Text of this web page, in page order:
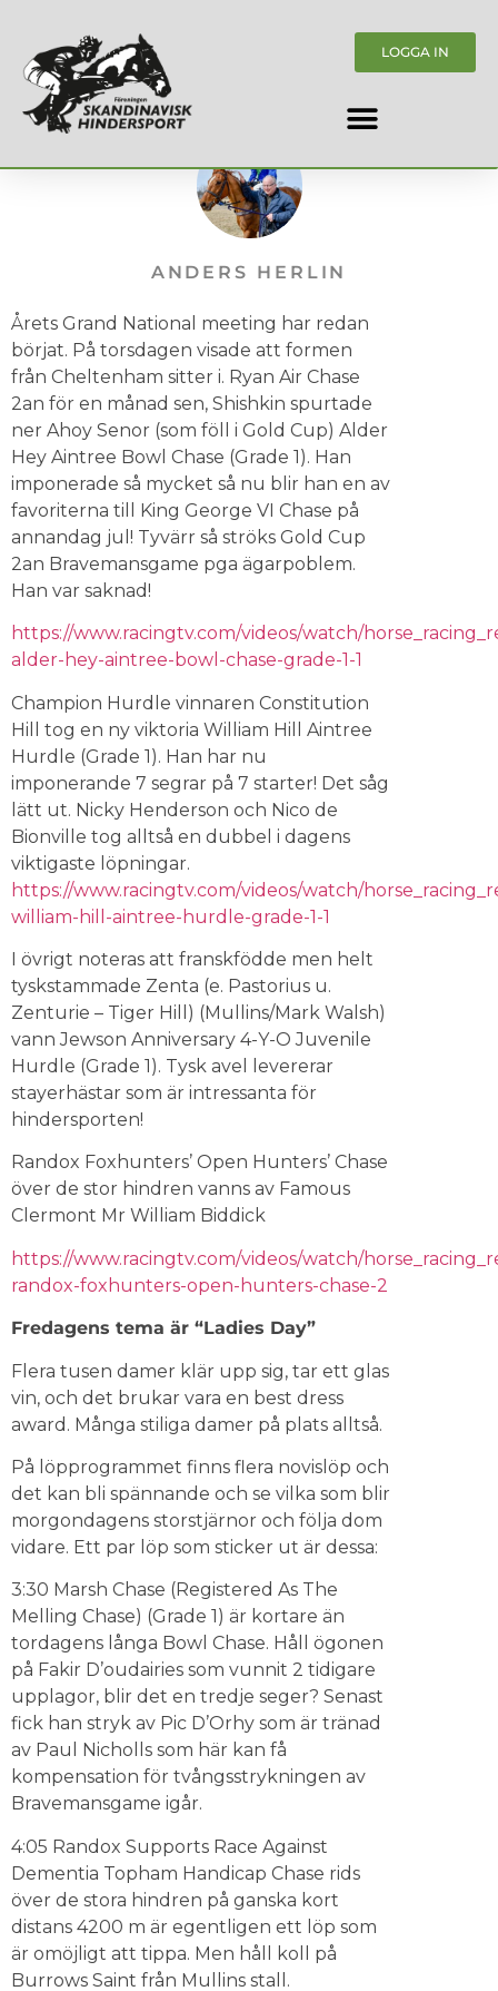
LOGGA IN
ANDERS HERLIN
Årets Grand National meeting har redan
börjat. På torsdagen visade att formen
från Cheltenham sitter i. Ryan Air Chase
2an för en månad sen, Shishkin spurtade
ner Ahoy Senor (som föll i Gold Cup) Alder
Hey Aintree Bowl Chase (Grade 1). Han
imponerade så mycket så nu blir han en av
favoriterna till King George VI Chase på
annandag jul! Tyvärr så ströks Gold Cup
2an Bravemansgame pga ägarpoblem.
Han var saknad!
https://www.racingtv.com/videos/watch/
alder-hey-aintree-bowl-chase-grade-1-1
Champion Hurdle vinnaren Constitution
Hill tog en ny viktoria William Hill Aintree
Hurdle (Grade 1). Han har nu
imponerande 7 segrar på 7 starter! Det såg
lätt ut. Nicky Henderson och Nico de
Bionville tog alltså en dubbel i dagens
viktigaste löpningar.
https://www.racingtv.com/videos/watch/
william-hill-aintree-hurdle-grade-1-1
I övrigt noteras att franskfödde men helt
tyskstammade Zenta (e. Pastorius u.
Zenturie – Tiger Hill) (Mullins/Mark Walsh)
vann Jewson Anniversary 4-Y-O Juvenile
Hurdle (Grade 1). Tysk avel levererar
stayerhästar som är intressanta för
hindersporten!
Randox Foxhunters’ Open Hunters’ Chase
över de stor hindren vanns av Famous
Clermont Mr William Biddick
https://www.racingtv.com/videos/watch/
randox-foxhunters-open-hunters-chase-2
Fredagens tema är “Ladies Day”
Flera tusen damer klär upp sig, tar ett glas
vin, och det brukar vara en best dress
award. Många stiliga damer på plats alltså.
På löpprogrammet finns flera novislöp och
det kan bli spännande och se vilka som blir
morgondagens storstjärnor och följa dom
vidare. Ett par löp som sticker ut är dessa:
3:30 Marsh Chase (Registered As The
Melling Chase) (Grade 1) är kortare än
tordagens långa Bowl Chase. Håll ögonen
på Fakir D’oudairies som vunnit 2 tidigare
upplagor, blir det en tredje seger? Senast
fick han stryk av Pic D’Orhy som är tränad
av Paul Nicholls som här kan få
kompensation för tvångsstrykningen av
Bravemansgame igår.
4:05 Randox Supports Race Against
Dementia Topham Handicap Chase rids
över de stora hindren på ganska kort
distans 4200 m är egentligen ett löp som
är omöjligt att tippa. Men håll koll på
Burrows Saint från Mullins stall.